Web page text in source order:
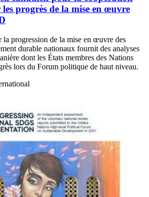
progrès de la mise en œuvre
la progression de la mise en œuvre des
durable nationaux fournit des analyses
dont les États membres des Nations
lors du Forum politique de haut niveau.